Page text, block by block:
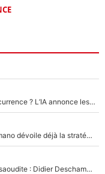
Kylian Mbappé et Lamine Yamal ont de la concurrence ? L’IA annonce les 5 joueurs qui vont dominer le football dans les années à venir !
«On l’achète et on vous le prête» : Fabrizio Romano dévoile déjà la stratégie du PSG avec le transfert de Zion Suzuki !
De l’équipe de France à un pont d’or en Arabie saoudite : Didier Deschamps a donné sa réponse !